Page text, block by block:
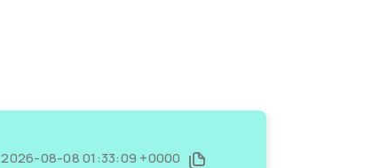
2026-08-08 01:33:09 +0000